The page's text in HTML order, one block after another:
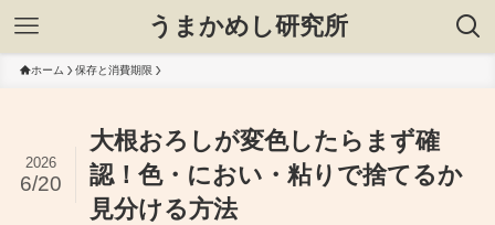
うまかめし研究所
ホーム 保存と消費期限
大根おろしが変色したらまず確
認！色・におい・粘りで捨てるか
見分ける方法
2026
6/20